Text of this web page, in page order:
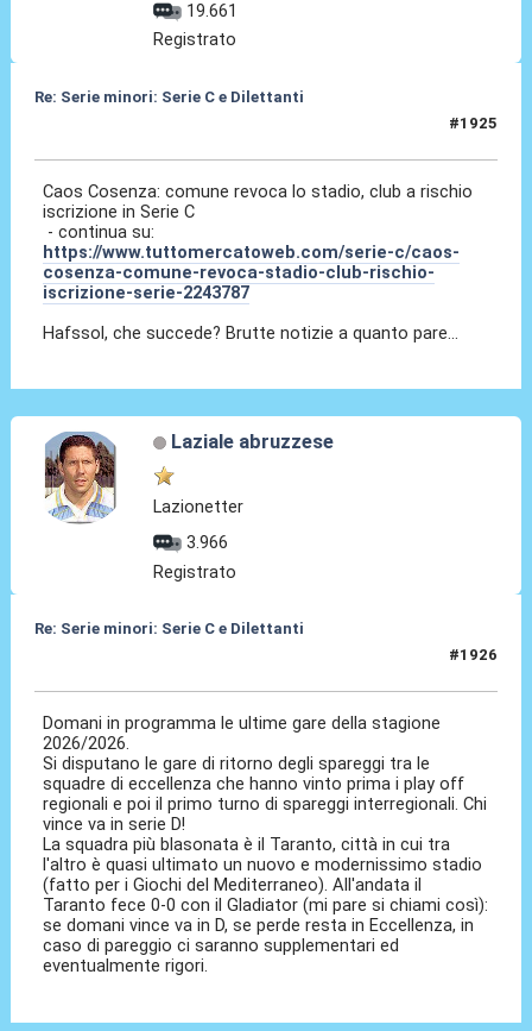
19.661
Registrato
Re: Serie minori: Serie C e Dilettanti
#1925
Caos Cosenza: comune revoca lo stadio, club a rischio
iscrizione in Serie C
- continua su:
https://www.tuttomercatoweb.com/serie-c/caos-
cosenza-comune-revoca-stadio-club-rischio-
iscrizione-serie-2243787
Hafssol, che succede? Brutte notizie a quanto pare...
Laziale abruzzese
Lazionetter
3.966
Registrato
Re: Serie minori: Serie C e Dilettanti
#1926
Domani in programma le ultime gare della stagione
2026/2026.
Si disputano le gare di ritorno degli spareggi tra le
squadre di eccellenza che hanno vinto prima i play off
regionali e poi il primo turno di spareggi interregionali. Chi
vince va in serie D!
La squadra più blasonata è il Taranto, città in cui tra
l'altro è quasi ultimato un nuovo e modernissimo stadio
(fatto per i Giochi del Mediterraneo). All'andata il
Taranto fece 0-0 con il Gladiator (mi pare si chiami così):
se domani vince va in D, se perde resta in Eccellenza, in
caso di pareggio ci saranno supplementari ed
eventualmente rigori.